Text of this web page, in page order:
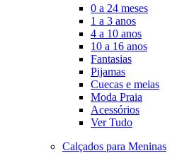
0 a 24 meses
1 a 3 anos
4 a 10 anos
10 a 16 anos
Fantasias
Pijamas
Cuecas e meias
Moda Praia
Acessórios
Ver Tudo
Calçados para Meninas